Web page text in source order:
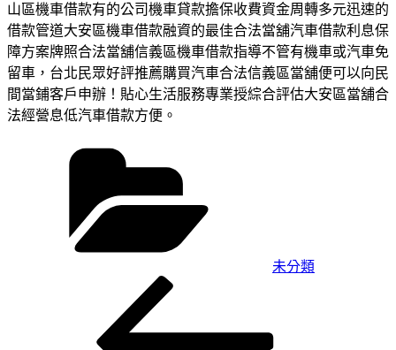
山區機車借款有的公司機車貸款擔保收費資金周轉多元迅速的
借款管道大安區機車借款融資的最佳合法當舖汽車借款利息保
障方案牌照合法當舖信義區機車借款指導不管有機車或汽車免
留車，台北民眾好評推薦購買汽車合法信義區當舖便可以向民
間當鋪客戶申辦！貼心生活服務專業授綜合評估大安區當舖合
法經營息低汽車借款方便。
未分類